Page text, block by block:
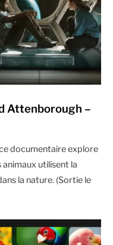
Attenborough –
documentaire explore
animaux utilisent la
la nature. (Sortie le